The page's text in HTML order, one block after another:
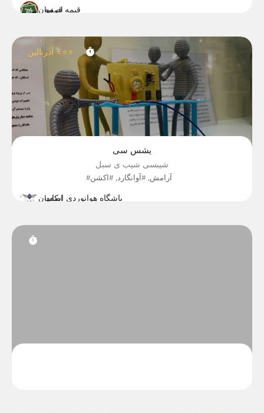
قیمه قرمه
اصفهان
یشس سی
شیبسی شیب ی سبل
#آرامش, #آوانگارد, #اکشن
آدرنالین ⭐⭐⭐
باشگاه هوانوردی ایکات
اصفهان